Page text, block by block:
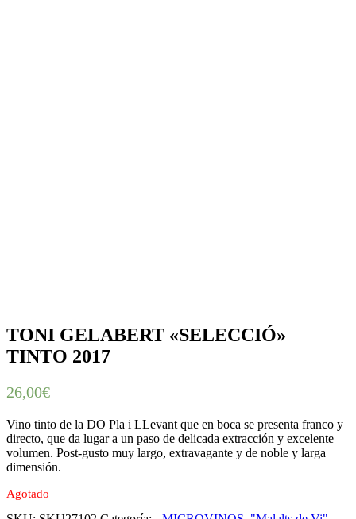
TONI GELABERT «SELECCIÓ»
TINTO 2017
26,00€
Vino tinto de la DO Pla i LLevant que en boca se presenta franco y
directo, que da lugar a un paso de delicada extracción y excelente
volumen. Post-gusto muy largo, extravagante y de noble y larga
dimensión.
Agotado